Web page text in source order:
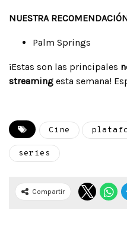
NUESTRA
Palm Springs
¡Estas son las principales
streaming esta semana!
Cine
series
Compartir